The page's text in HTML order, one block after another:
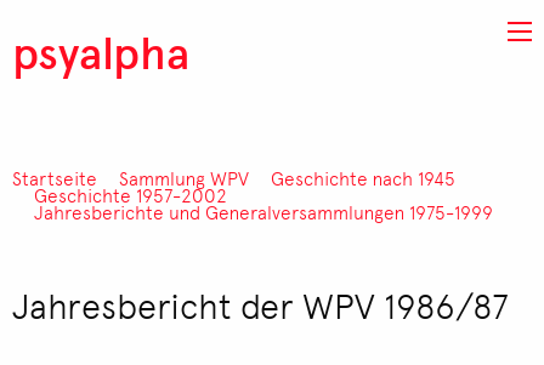
psyalpha
Pfadnavigation
Startseite Sammlung WPV Geschichte nach 1945
Geschichte 1957-2002
Jahresberichte und Generalversammlungen 1975-1999
Jahresbericht der WPV 1986/87